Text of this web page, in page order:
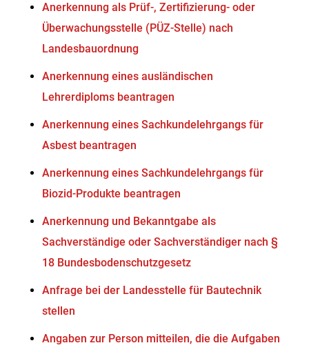
Anerkennung als Prüf-, Zertifizierung- oder
Überwachungsstelle (PÜZ-Stelle) nach
Landesbauordnung
Anerkennung eines ausländischen
Lehrerdiploms beantragen
Anerkennung eines Sachkundelehrgangs für
Asbest beantragen
Anerkennung eines Sachkundelehrgangs für
Biozid-Produkte beantragen
Anerkennung und Bekanntgabe als
Sachverständige oder Sachverständiger nach §
18 Bundesbodenschutzgesetz
Anfrage bei der Landesstelle für Bautechnik
stellen
Angaben zur Person mitteilen, die die Aufgaben